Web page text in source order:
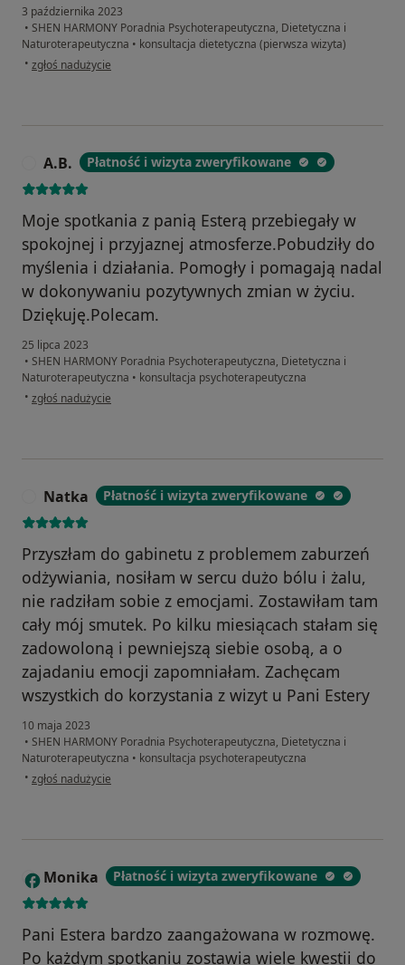
3 października 2023
• SHEN HARMONY Poradnia Psychoterapeutyczna, Dietetyczna i
Naturoterapeutyczna • konsultacja dietetyczna (pierwsza wizyta)
• w opinii użytkownika Pacjent
zgłoś nadużycie
A.B. Płatność i wizyta zweryfikowane
Moje spotkania z panią Esterą przebiegały w
spokojnej i przyjaznej atmosferze.Pobudziły do
myślenia i działania. Pomogły i pomagają nadal
w dokonywaniu pozytywnych zmian w życiu.
Dziękuję.Polecam.
25 lipca 2023
• SHEN HARMONY Poradnia Psychoterapeutyczna, Dietetyczna i
Naturoterapeutyczna • konsultacja psychoterapeutyczna
• w opinii użytkownika A.B.
zgłoś nadużycie
Natka Płatność i wizyta zweryfikowane
Przyszłam do gabinetu z problemem zaburzeń
odżywiania, nosiłam w sercu dużo bólu i żalu,
nie radziłam sobie z emocjami. Zostawiłam tam
cały mój smutek. Po kilku miesiącach stałam się
zadowoloną i pewniejszą siebie osobą, a o
zajadaniu emocji zapomniałam. Zachęcam
wszystkich do korzystania z wizyt u Pani Estery
10 maja 2023
• SHEN HARMONY Poradnia Psychoterapeutyczna, Dietetyczna i
Naturoterapeutyczna • konsultacja psychoterapeutyczna
• w opinii użytkownika Natka
zgłoś nadużycie
M Monika Płatność i wizyta zweryfikowane
Pani Estera bardzo zaangażowana w rozmowę.
Po każdym spotkaniu zostawia wiele kwestii do